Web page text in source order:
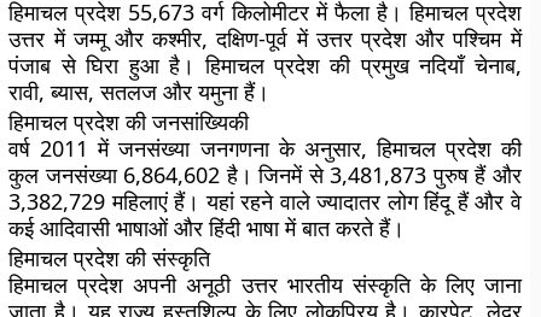
हिमाचल प्रदेश 55,673 वर्ग किलोमीटर में फैला है। हिमाचल प्रदेश
उत्तर में जम्मू और कश्मीर, दक्षिण-पूर्व में उत्तर प्रदेश और पश्चिम में
पंजाब से घिरा हुआ है। हिमाचल प्रदेश की प्रमुख नदियाँ चेनाब,
रावी, ब्यास, सतलज और यमुना हैं।
हिमाचल प्रदेश की जनसांख्यिकी
वर्ष 2011 में जनसंख्या जनगणना के अनुसार, हिमाचल प्रदेश की
कुल जनसंख्या 6,864,602 है। जिनमें से 3,481,873 पुरुष हैं और
3,382,729 महिलाएं हैं। यहां रहने वाले ज्यादातर लोग हिंदू हैं और वे
कई आदिवासी भाषाओं और हिंदी भाषा में बात करते हैं।
हिमाचल प्रदेश की संस्कृति
हिमाचल प्रदेश अपनी अनूठी उत्तर भारतीय संस्कृति के लिए जाना
जाता है। यह राज्य हस्तशिल्प के लिए लोकप्रिय है। कारपेट, लेदर